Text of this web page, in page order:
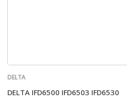
DELTA
DELTA IFD6500 IFD6503 IFD6530